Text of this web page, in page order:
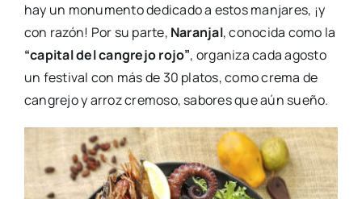
hay un monumento dedicado a estos manjares, ¡y
con razón! Por su parte, Naranjal, conocida como la
“capital del cangrejo rojo”, organiza cada agosto
un festival con más de 30 platos, como crema de
cangrejo y arroz cremoso, sabores que aún sueño.